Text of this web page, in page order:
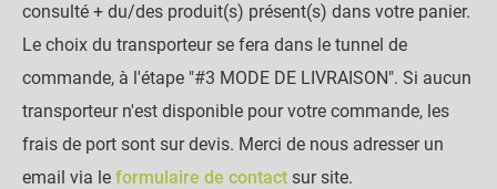
consulté + du/des produit(s) présent(s) dans votre panier.
Le choix du transporteur se fera dans le tunnel de
commande, à l'étape "#3 MODE DE LIVRAISON". Si aucun
transporteur n'est disponible pour votre commande, les
frais de port sont sur devis. Merci de nous adresser un
email via le formulaire de contact sur site.